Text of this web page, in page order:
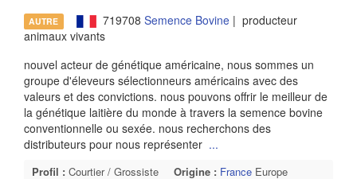
AUTRE 719708 Semence Bovine| producteur
animaux vivants
nouvel acteur de génétique américaine, nous sommes un
groupe d'éleveurs sélectionneurs américains avec des
valeurs et des convictions. nous pouvons offrir le meilleur de
la génétique laitière du monde à travers la semence bovine
conventionnelle ou sexée. nous recherchons des
distributeurs pour nous représenter ...
Profil : Courtier / Grossiste Origine : France Europe